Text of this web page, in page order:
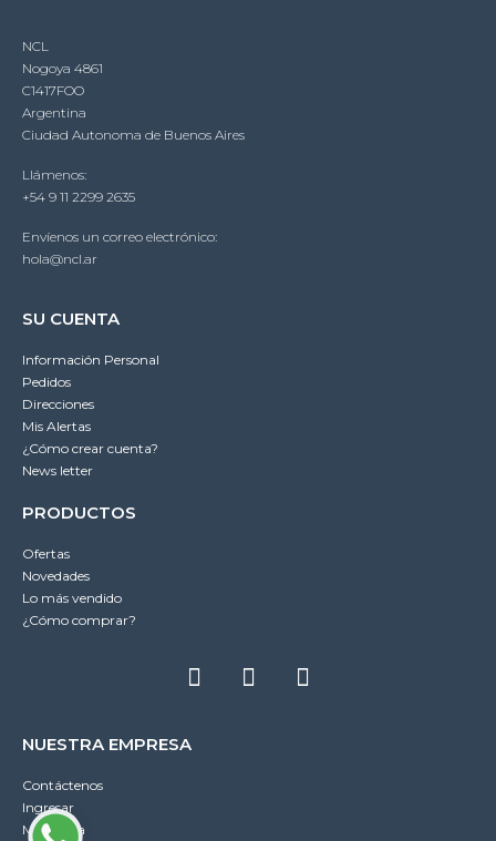
NCL
Nogoya 4861
C1417FOO
Argentina
Ciudad Autonoma de Buenos Aires
Llámenos:
+54 9 11 2299 2635
Envíenos un correo electrónico:
hola@ncl.ar
SU CUENTA
Información Personal
Pedidos
Direcciones
Mis Alertas
¿Cómo crear cuenta?
News letter
PRODUCTOS
Ofertas
Novedades
Lo más vendido
¿Cómo comprar?
NUESTRA EMPRESA
Contáctenos
Ingresar
Mi cuenta